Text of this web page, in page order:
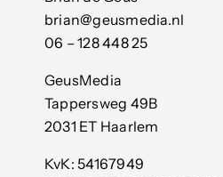
brian@geusmedia.nl
06 – 128 448 25
GeusMedia
Tappersweg 49B
2031 ET Haarlem
KvK: 54167949